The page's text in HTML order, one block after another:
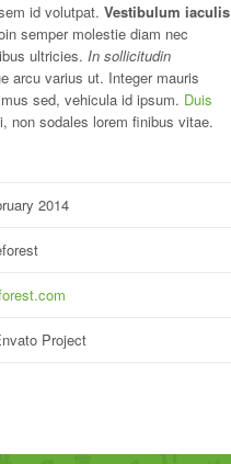
id volutpat. Vestibulum iaculis
semper molestie diam nec
ultricies. In sollicitudin
arcu varius ut. Integer mauris
sed, vehicula id ipsum. Duis
non sodales lorem finibus vitae.
2014
Project